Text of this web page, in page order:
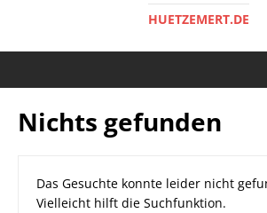
HUETZEMERT.DE
Nichts gefunden
Das Gesuchte konnte leider nicht
Vielleicht hilft die Suchfunktion.